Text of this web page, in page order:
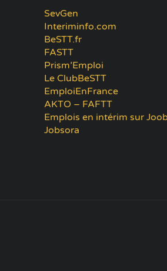
SevGen
Interiminfo.com
BeSTT.fr
FASTT
Prism’Emploi
Le ClubBeSTT
EmploiEnFrance
AKTO – FAFTT
Emplois en intérim sur
Jobsora